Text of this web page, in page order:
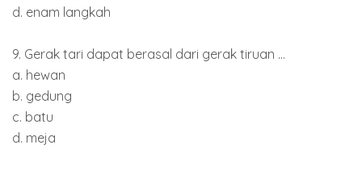
d. enam langkah
9. Gerak tari dapat berasal dari gerak tiruan ...
a. hewan
b. gedung
c. batu
d. meja